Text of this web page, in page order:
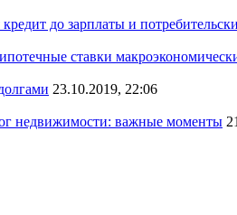
до зарплаты и
ставки
23.10.2019, 22:06
недвижимости: важные моменты